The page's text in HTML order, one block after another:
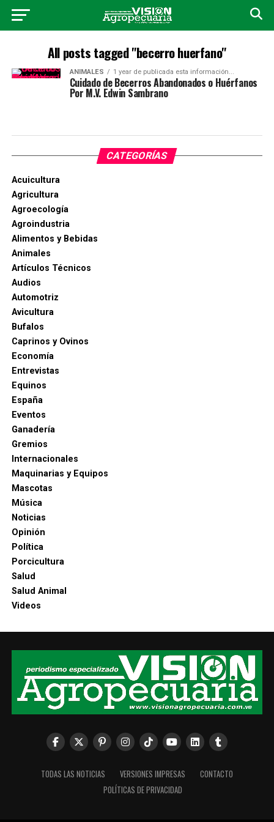
All posts tagged "becerro huerfano"
ANIMALES 1 year de publicada esta información...
Cuidado de Becerros Abandonados o Huérfanos
Por M.V. Edwin Sambrano
CATEGORÍAS
Acuicultura
Agricultura
Agroecología
Agroindustria
Alimentos y Bebidas
Animales
Artículos Técnicos
Audios
Automotriz
Avicultura
Bufalos
Caprinos y Ovinos
Economía
Entrevistas
Equinos
España
Eventos
Ganadería
Gremios
Internacionales
Maquinarias y Equipos
Mascotas
Música
Noticias
Opinión
Política
Porcicultura
Salud
Salud Animal
Videos
TODAS LAS NOTICIAS VERSIONES IMPRESAS
CONTACTO
POLÍTICAS DE PRIVACIDAD